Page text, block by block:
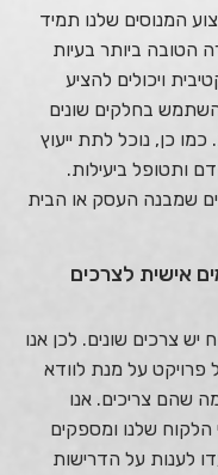
המנוסים שלנו תמיד
הטובה ביותר בעיות
ויכולים להציע
בחלקים שונים
כמו כן, נוכל לתת ייעוץ
ותטופל ביעילות.
שמבנה העסק או הבית
אישית לצרכים
יש צרכים שונים. לכן אנו
פרויקט על מנת לוודא
שהם צריכים. אנו
שלנו ומספקים
לענות על הדרישות